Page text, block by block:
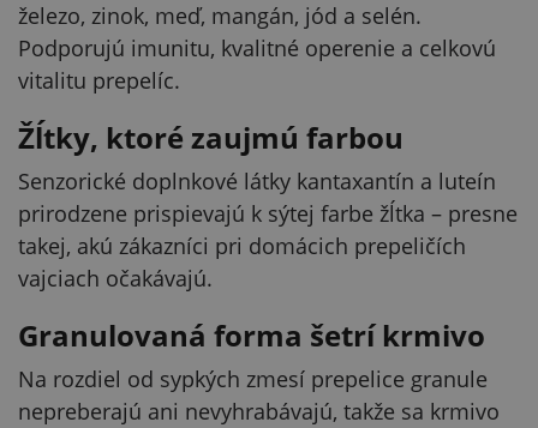
železo, zinok, meď, mangán, jód a selén.
Podporujú imunitu, kvalitné operenie a celkovú
vitalitu prepelíc.
Žĺtky, ktoré zaujmú farbou
Senzorické doplnkové látky kantaxantín a luteín
prirodzene prispievajú k sýtej farbe žĺtka – presne
takej, akú zákazníci pri domácich prepeličích
vajciach očakávajú.
Granulovaná forma šetrí krmivo
Na rozdiel od sypkých zmesí prepelice granule
nepreberajú ani nevyhrabávajú, takže sa krmivo